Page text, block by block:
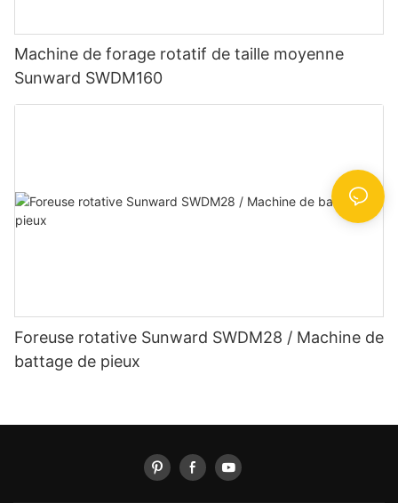
Machine de forage rotatif de taille moyenne
Sunward SWDM160
Foreuse rotative Sunward SWDM28 / Machine de
battage de pieux